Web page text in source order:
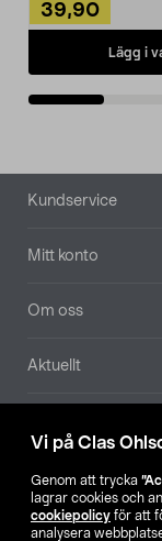
Vi på Clas
Genom att trycka
lagrar cookies och
cookiepolicy för att
analysera
39,90
Lägg i
Sidfot
Kundservice
Mitt konto
Om oss
Aktuellt